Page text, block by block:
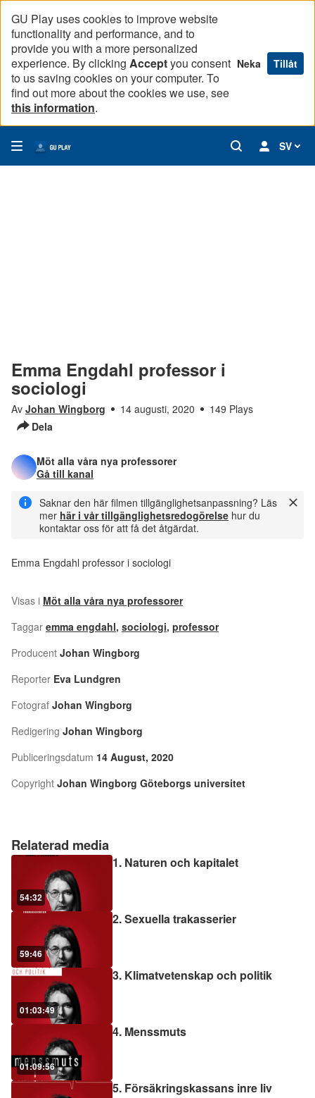
GU Play uses cookies to improve website
functionality and performance, and to
provide you with a more personalized
experience. By clicking Acceptyou consent
to us saving cookies on your computer. To
find out more about the cookies we use, see
this information.
Neka Tillåt
SV
Relaterad media
54:32
1. Naturen och kapitalet
59:46
2. Sexuella trakasserier
01:03:49
3. Klimatvetenskap och politik
01:09:56
4. Menssmuts
5. Försäkringskassans inre liv
Emma Engdahl professor i
sociologi
Av Johan Wingborg 14 augusti, 2020
149 Plays
Dela
Möt alla våra nya professorer
Gå till kanal
Saknar den här filmen tillgänglighetsanpassning? Läs
mer här i vår tillgänglighetsredogörelse hur du
kontaktar oss för att få det åtgärdat.
Emma Engdahl professor i sociologi
Visas i Möt alla våra nya professorer
Taggar emma engdahl, sociologi, professor
Producent Johan Wingborg
Reporter Eva Lundgren
Fotograf Johan Wingborg
Redigering Johan Wingborg
Publiceringsdatum 14 August, 2020
Copyright Johan Wingborg Göteborgs universitet